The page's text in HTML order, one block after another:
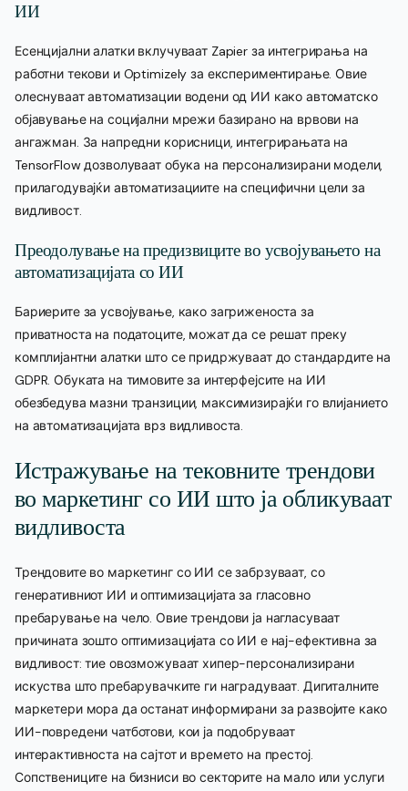
ИИ
Есенцијални алатки вклучуваат Zapier за интегрирања на
работни текови и Optimizely за експериментирање. Овие
олеснуваат автоматизации водени од ИИ како автоматско
објавување на социјални мрежи базирано на врвови на
ангажман. За напредни корисници, интегрирањата на
TensorFlow дозволуваат обука на персонализирани модели,
прилагодувајќи автоматизациите на специфични цели за
видливост.
Преодолување на предизвиците во усвојувањето на
автоматизацијата со ИИ
Бариерите за усвојување, како загриженоста за
приватноста на податоците, можат да се решат преку
комплијантни алатки што се придржуваат до стандардите на
GDPR. Обуката на тимовите за интерфејсите на ИИ
обезбедува мазни транзиции, максимизирајќи го влијанието
на автоматизацијата врз видливоста.
Истражување на тековните трендови
во маркетинг со ИИ што ја обликуваат
видливоста
Трендовите во маркетинг со ИИ се забрзуваат, со
генеративниот ИИ и оптимизацијата за гласовно
пребарување на чело. Овие трендови ја нагласуваат
причината зошто оптимизацијата со ИИ е нај-ефективна за
видливост: тие овозможуваат хипер-персонализирани
искуства што пребарувачките ги наградуваат. Дигиталните
маркетери мора да останат информирани за развојите како
ИИ-повредени чатботови, кои ја подобруваат
интерактивноста на сајтот и времето на престој.
Сопствениците на бизниси во секторите на мало или услуги